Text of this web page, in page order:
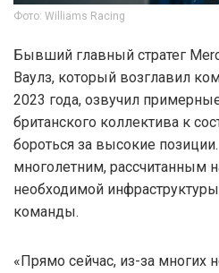
Фото: Williams Racing
Бывший главный стратег
Ваулз, который возглавил
2023 года, озвучил
британского коллектива к
бороться за высокие
многолетним, рассчитанным
необходимой
команды.
«Прямо сейчас, из-за многих